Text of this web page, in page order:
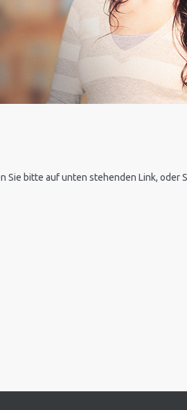
Sie bitte auf unten stehenden Link, oder